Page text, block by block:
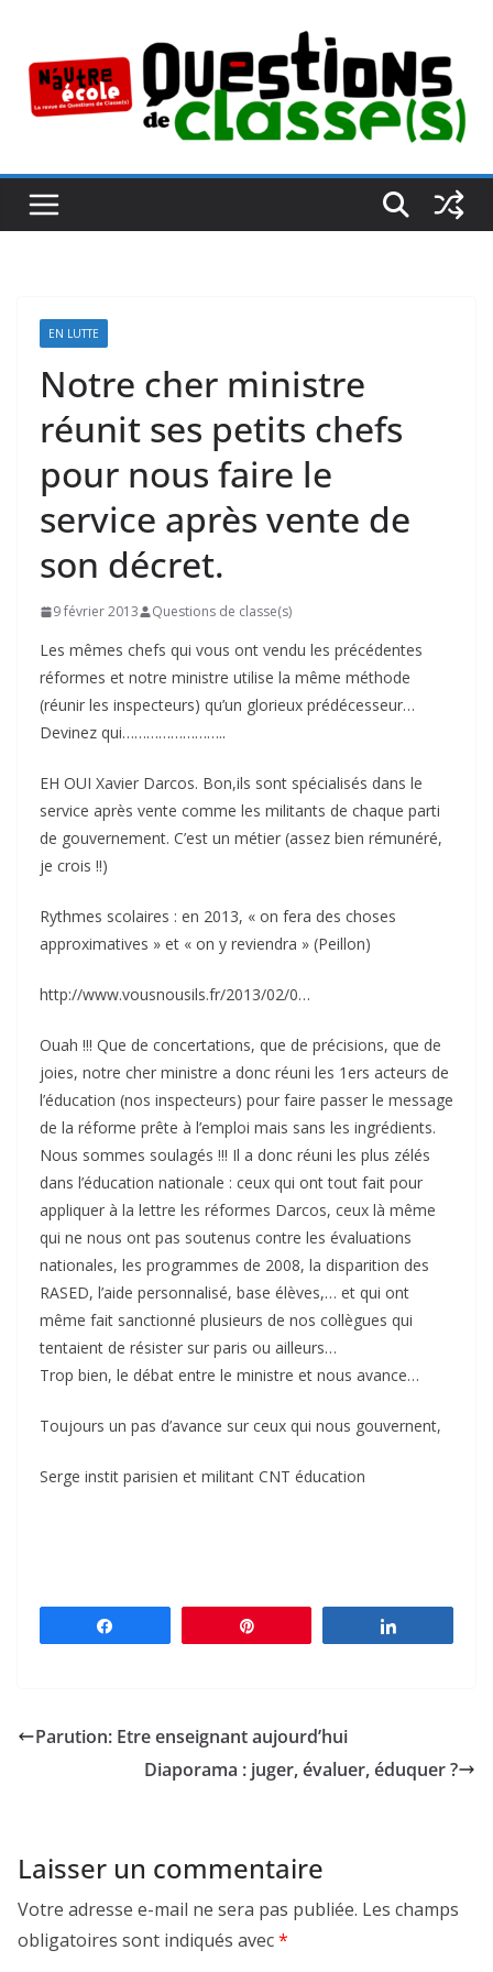
contenu
EN LUTTE
Notre cher ministre
réunit ses petits chefs
pour nous faire le
service après vente de
son décret.
9 février 2013 Questions de classe(s)
Les mêmes chefs qui vous ont vendu les précédentes
réformes et notre ministre utilise la même méthode
(réunir les inspecteurs) qu’un glorieux prédécesseur…
Devinez qui……………………..
EH OUI Xavier Darcos. Bon,ils sont spécialisés dans le
service après vente comme les militants de chaque parti
de gouvernement. C’est un métier (assez bien rémunéré,
je crois !!)
Rythmes scolaires : en 2013, « on fera des choses
approximatives » et « on y reviendra » (Peillon)
http://www.vousnousils.fr/2013/02/0…
Ouah !!! Que de concertations, que de précisions, que de
joies, notre cher ministre a donc réuni les 1ers acteurs de
l’éducation (nos inspecteurs) pour faire passer le message
de la réforme prête à l’emploi mais sans les ingrédients.
Nous sommes soulagés !!! Il a donc réuni les plus zélés
dans l’éducation nationale : ceux qui ont tout fait pour
appliquer à la lettre les réformes Darcos, ceux là même
qui ne nous ont pas soutenus contre les évaluations
nationales, les programmes de 2008, la disparition des
RASED, l’aide personnalisé, base élèves,… et qui ont
même fait sanctionné plusieurs de nos collègues qui
tentaient de résister sur paris ou ailleurs…
Trop bien, le débat entre le ministre et nous avance…
Toujours un pas d’avance sur ceux qui nous gouvernent,
Serge instit parisien et militant CNT éducation
Parution: Etre enseignant aujourd’hui
Diaporama : juger, évaluer, éduquer ?
Laisser un commentaire
Votre adresse e-mail ne sera pas publiée. Les champs
obligatoires sont indiqués avec*